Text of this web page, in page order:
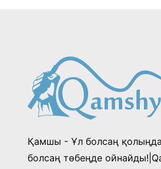
Қамшы - Ұл болсаң
болсаң төбеңде